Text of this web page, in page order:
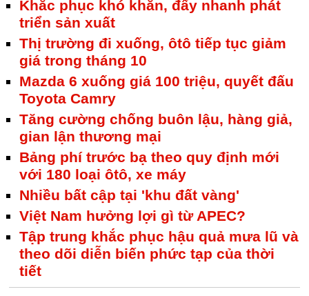
Khắc phục khó khăn, đẩy nhanh phát
triển sản xuất
Thị trường đi xuống, ôtô tiếp tục giảm
giá trong tháng 10
Mazda 6 xuống giá 100 triệu, quyết đấu
Toyota Camry
Tăng cường chống buôn lậu, hàng giả,
gian lận thương mại
Bảng phí trước bạ theo quy định mới
với 180 loại ôtô, xe máy
Nhiều bất cập tại 'khu đất vàng'
Việt Nam hưởng lợi gì từ APEC?
Tập trung khắc phục hậu quả mưa lũ và
theo dõi diễn biến phức tạp của thời
tiết